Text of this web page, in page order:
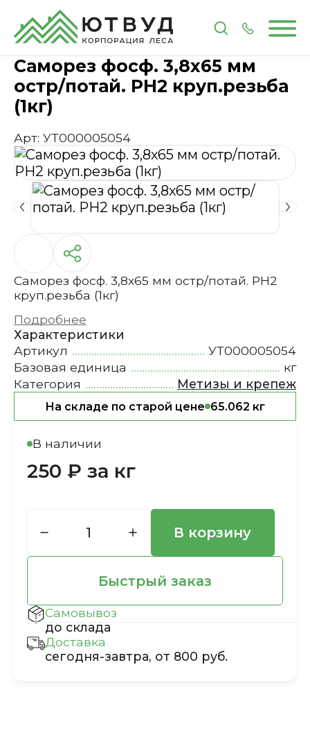
ГлавнаяКаталогМетизы и крепеж Саморез
Саморез фосф. 3,8х65 мм
остр/потай. РН2 круп.резьба
(1кг)
Арт: УТ000005054
Саморез фосф. 3,8х65 мм остр/потай. РН2
круп.резьба (1кг)
Подробнее
Характеристики
Артикул
УТ000005054
Базовая единица
кг
Категория
Метизы и крепеж
На складе по старой цене 65.062 кг
В наличии
250 ₽ за кг
В корзину
Быстрый заказ
Самовывоз
до склада
Доставка
сегодня-завтра, от 800 руб.